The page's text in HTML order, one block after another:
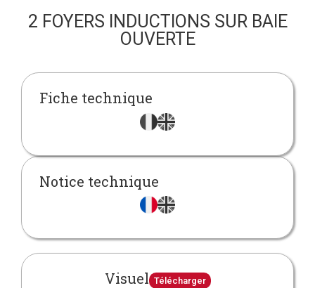
2 FOYERS INDUCTIONS SUR BAIE
OUVERTE
Fiche technique
Notice technique
Visuel Télécharger